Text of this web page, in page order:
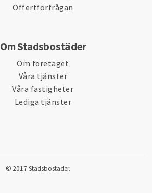
Offertförfrågan
Om Stadsbostäder
Om företaget
Våra tjänster
Våra fastigheter
Lediga tjänster
© 2017 Stadsbostäder.